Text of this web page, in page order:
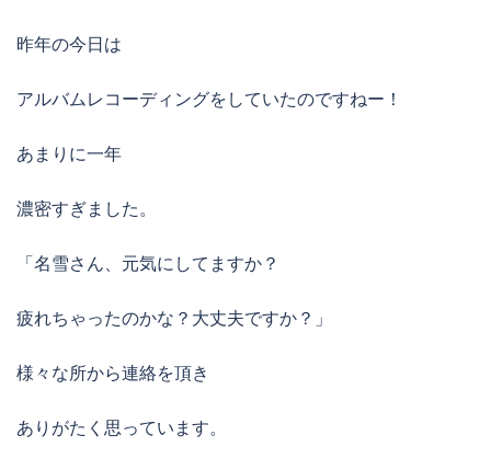
昨年の今日は
アルバムレコーディングをしていたのですねー！
あまりに一年
濃密すぎました。
「名雪さん、元気にしてますか？
疲れちゃったのかな？大丈夫ですか？」
様々な所から連絡を頂き
ありがたく思っています。